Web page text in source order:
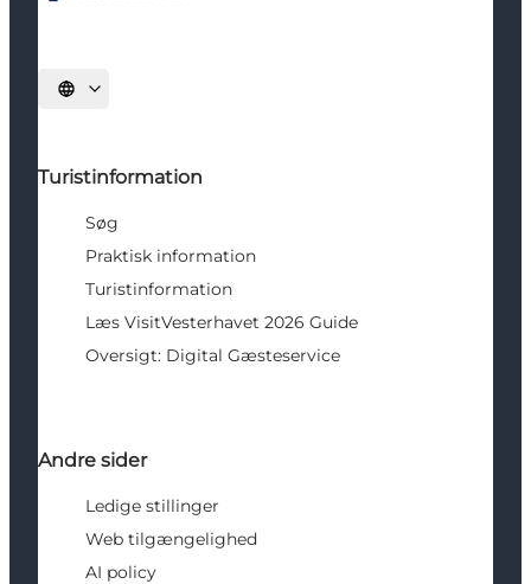
Vælg sprog
Turistinformation
Søg
Praktisk information
Turistinformation
Læs VisitVesterhavet 2026 Guide
Oversigt: Digital Gæsteservice
Andre sider
Ledige stillinger
Web tilgængelighed
AI policy